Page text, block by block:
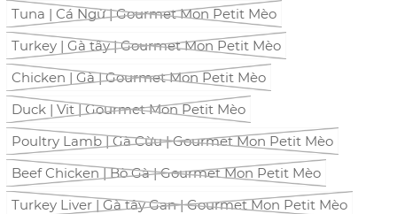
Tuna | Cá Ngừ | Gourmet Mon Petit Mèo
Turkey | Gà tây | Gourmet Mon Petit Mèo
Chicken | Gà | Gourmet Mon Petit Mèo
Duck | Vịt | Gourmet Mon Petit Mèo
Poultry Lamb | Gà Cừu | Gourmet Mon Petit Mèo
Beef Chicken | Bò Gà | Gourmet Mon Petit Mèo
Turkey Liver | Gà tây Gan | Gourmet Mon Petit Mèo